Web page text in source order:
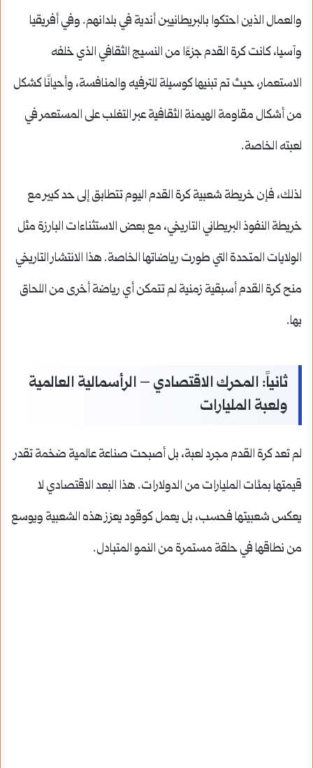
والعمال الذين احتكوا بالبريطانيين أندية في بلدانهم. وفي أفريقيا
وآسيا، كانت كرة القدم جزءًا من النسيج الثقافي الذي خلفه
الاستعمار، حيث تم تبنيها كوسيلة للترفيه والمنافسة، وأحيانًا كشكل
من أشكال مقاومة الهيمنة الثقافية عبر التغلب على المستعمر في
لعبته الخاصة.
لذلك، فإن خريطة شعبية كرة القدم اليوم تتطابق إلى حد كبير مع
خريطة النفوذ البريطاني التاريخي، مع بعض الاستثناءات البارزة مثل
الولايات المتحدة التي طورت رياضاتها الخاصة. هذا الانتشار التاريخي
منح كرة القدم أسبقية زمنية لم تتمكن أي رياضة أخرى من اللحاق
بها.
ثانياً: المحرك الاقتصادي – الرأسمالية العالمية
ولعبة المليارات
لم تعد كرة القدم مجرد لعبة، بل أصبحت صناعة عالمية ضخمة تقدر
قيمتها بمئات المليارات من الدولارات. هذا البعد الاقتصادي لا
يعكس شعبيتها فحسب، بل يعمل كوقود يعزز هذه الشعبية ويوسع
من نطاقها في حلقة مستمرة من النمو المتبادل.